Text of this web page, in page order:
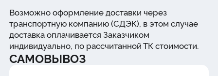
Возможно оформление доставки через
транспортную компанию (СДЭК), в этом случае
доставка оплачивается Заказчиком
индивидуально, по рассчитанной ТК стоимости.
САМОВЫВОЗ